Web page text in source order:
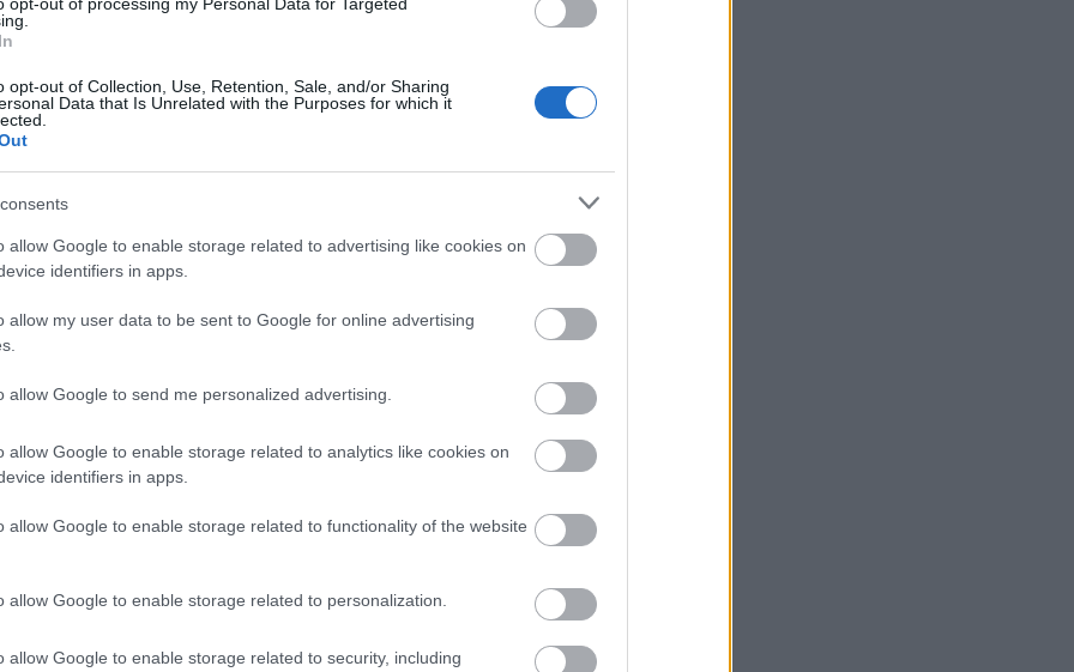
opt-out of Collection, Use, Retention, Sale, and/or Sharing
Data that Is Unrelated with the Purposes for which it
allow Google to enable storage related to advertising like cookies on
identifiers in apps.
allow my user data to be sent to Google for online advertising
allow Google to send me personalized advertising.
allow Google to enable storage related to analytics like cookies on
identifiers in apps.
allow Google to enable storage related to functionality of the website
allow Google to enable storage related to personalization.
allow Google to enable storage related to security, including
Sok száz óra szemléletformáló érzékenyítő
fiatalok befogadóak a probléma tekintetében.
meg és ma is rendkívül erős, hatékonyan működő
Fehér bot napjához kapcsolódóan két hetes
településén a látássérültek problémáira.
életét mutatta be, majd sor került a Dr. Thész
Caritas Alapítvány elnöke, Kovács Jánosné
gyengénlátók Fehér Bot Nemzetközi Napja